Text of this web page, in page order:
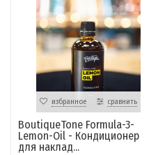
избранное сравнить
BoutiqueTone Formula-3-
Lemon-Oil - Кондиционер
для наклад...